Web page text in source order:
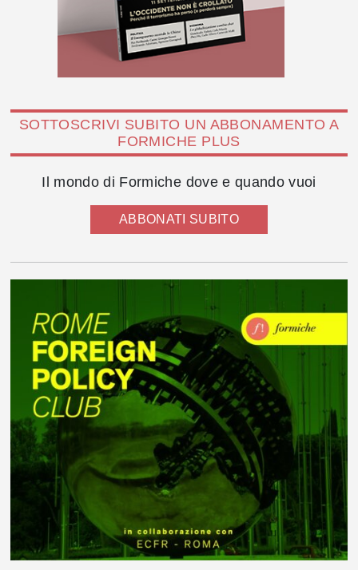
SOTTOSCRIVI SUBITO UN ABBONAMENTO A
FORMICHE PLUS
Il mondo di Formiche dove e quando vuoi
ABBONATI SUBITO